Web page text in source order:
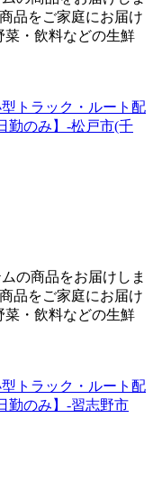
品をご家庭にお届け
菜・飲料などの生鮮
トラック・ルート配
勤のみ】-松戸市(千
の商品をお届けしま
品をご家庭にお届け
菜・飲料などの生鮮
トラック・ルート配
勤のみ】-習志野市